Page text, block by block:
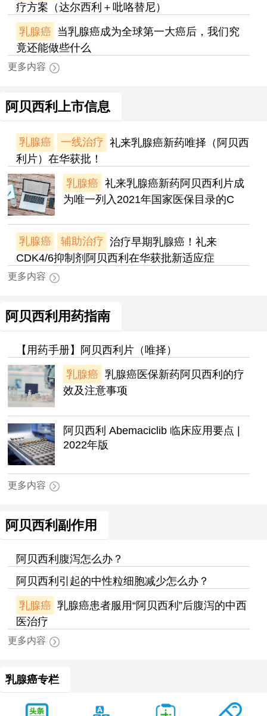
疗方案（达尔西利＋吡咯替尼）
乳腺癌 当乳腺癌成为全球第一大癌后，我们究
竟还能做些什么
更多内容
阿贝西利上市信息
乳腺癌 一线治疗 礼来乳腺癌新药唯择（阿贝西
利片）在华获批！
乳腺癌 礼来乳腺癌新药阿贝西利片成
为唯一列入2021年国家医保目录的C
乳腺癌 辅助治疗 治疗早期乳腺癌！礼来
CDK4/6抑制剂阿贝西利在华获批新适应症
更多内容
阿贝西利用药指南
【用药手册】阿贝西利片（唯择）
乳腺癌 乳腺癌医保新药阿贝西利的疗
效及注意事项
阿贝西利 Abemaciclib 临床应用要点 |
2022年版
更多内容
阿贝西利副作用
阿贝西利腹泻怎么办？
阿贝西利引起的中性粒细胞减少怎么办？
乳腺癌 乳腺癌患者服用“阿贝西利”后腹泻的中西
医治疗
更多内容
乳腺癌专栏